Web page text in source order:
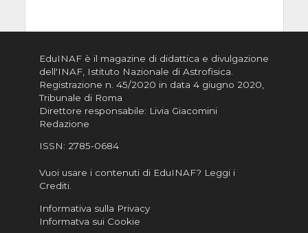
EduINAF è il magazine di didattica e divulgazione
dell'INAF, Istituto Nazionale di Astrofisica
Registrazione n. 45/2020 in data 4 giugno 2020,
Tribunale di Roma
Direttore responsabile: Livia Giacomini
Redazione
ISSN: 2785-0684
Vuoi usare i contenuti di EduINAF? Leggi i
Crediti.
Informativa sulla Privacy
Informatva sui Cookie